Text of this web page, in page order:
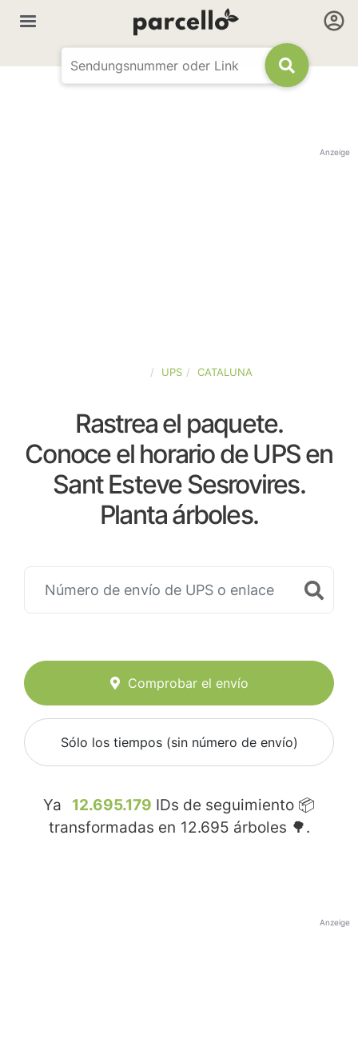
Anzeige
UPS CATALUNA
Rastrea el paquete.
Conoce el horario de UPS en
Sant Esteve Sesrovires.
Planta árboles.
Comprobar el envío
Sólo los tiempos (sin número de envío)
Ya 12.695.179 IDs de seguimiento 📦
transformadas en 12.695 árboles 🌳.
Anzeige